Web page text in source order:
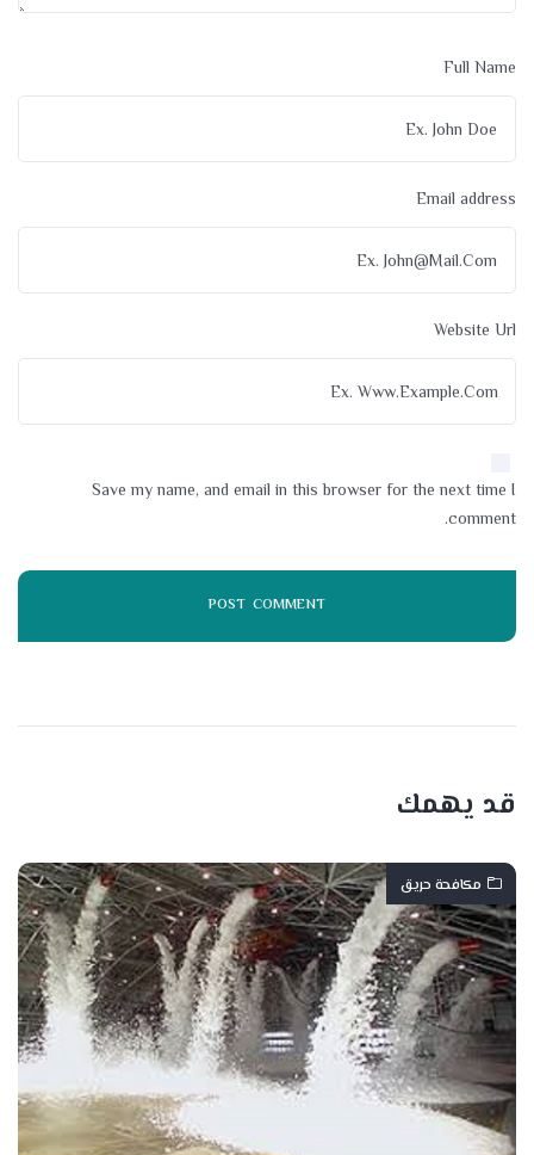
Full Name
Email address
Website Url
Save my name, and email in this browser for the next time I
comment.
قد يهمك
مكافحة حريق